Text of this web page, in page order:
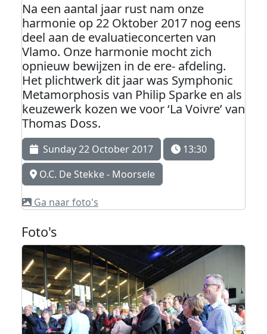
Na een aantal jaar rust nam onze
harmonie op 22 Oktober 2017 nog eens
deel aan de evaluatieconcerten van
Vlamo. Onze harmonie mocht zich
opnieuw bewijzen in de ere- afdeling.
Het plichtwerk dit jaar was Symphonic
Metamorphosis van Philip Sparke en als
keuzewerk kozen we voor ‘La Voivre’ van
Thomas Doss.
Sunday 22 October 2017
13:30
O.C. De Stekke - Moorsele
Ga naar foto's
Foto's